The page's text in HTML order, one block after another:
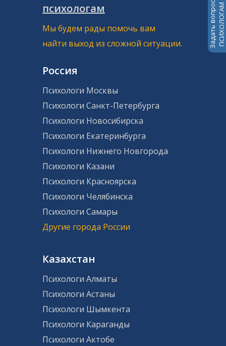
Задать вопросПСИХОЛОГАМ
психологам
Мы будем рады помочь вам
найти выход из сложной ситуации.
Россия
Психологи Москвы
Психологи Санкт-Петербурга
Психологи Новосибирска
Психологи Екатеринбурга
Психологи Нижнего Новгорода
Психологи Казани
Психологи Красноярска
Психологи Челябинска
Психологи Самары
Другие города России
Казахстан
Психологи Алматы
Психологи Астаны
Психологи Шымкента
Психологи Караганды
Психологи Актобе